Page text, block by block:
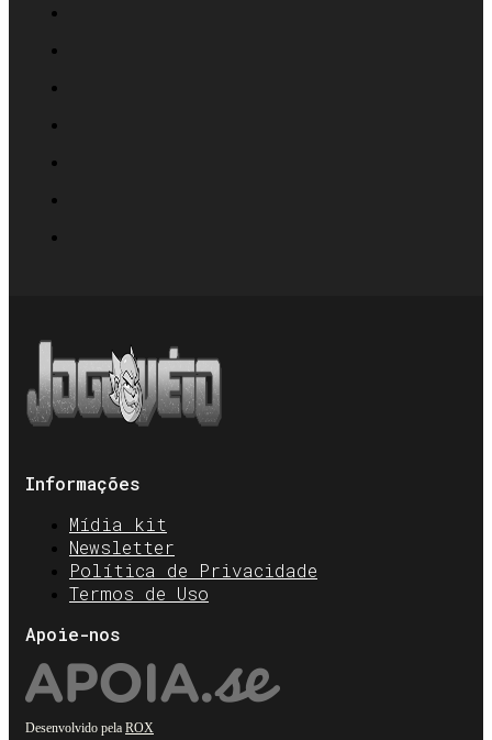
Informações
Mídia kit
Newsletter
Política de Privacidade
Termos de Uso
Apoie-nos
Desenvolvido pela ROX